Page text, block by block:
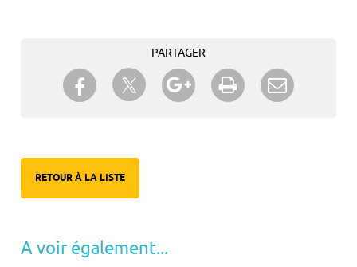
PARTAGER
Partager sur Facebook
Partager sur TwitterPartager sur Google+
Imprimer
RETOUR À LA LISTE
A voir également...